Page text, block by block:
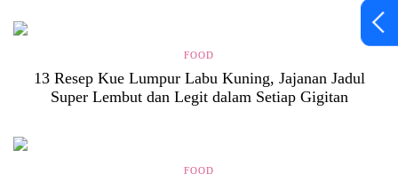
FOOD
13 Resep Kue Lumpur Labu Kuning, Jajanan Jadul
Super Lembut dan Legit dalam Setiap Gigitan
FOOD